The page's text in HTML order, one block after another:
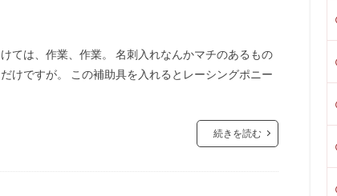
ては、作業、作業。 名刺入れなんかマチのあるもの
けですが。 この補助具を入れるとレーシングポニー
続きを読む